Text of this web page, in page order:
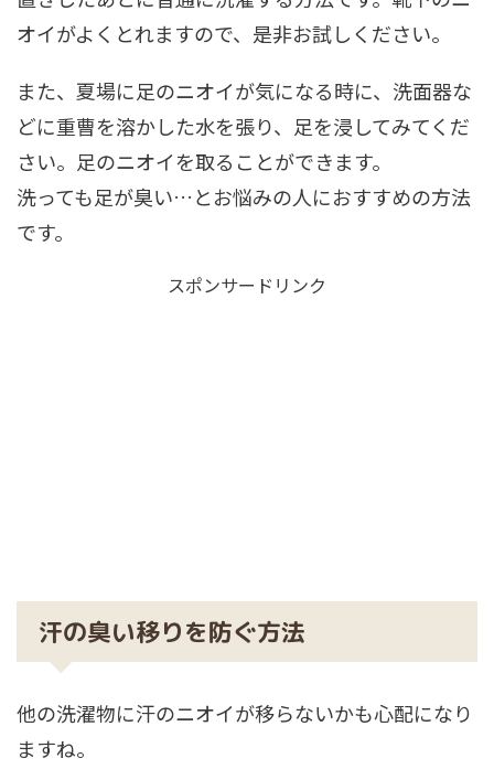
オイがよくとれますので、是非お試しください。
また、夏場に足のニオイが気になる時に、洗面器な
どに重曹を溶かした水を張り、足を浸してみてくだ
さい。足のニオイを取ることができます。
洗っても足が臭い…とお悩みの人におすすめの方法
です。
スポンサードリンク
汗の臭い移りを防ぐ方法
他の洗濯物に汗のニオイが移らないかも心配になり
ますね。